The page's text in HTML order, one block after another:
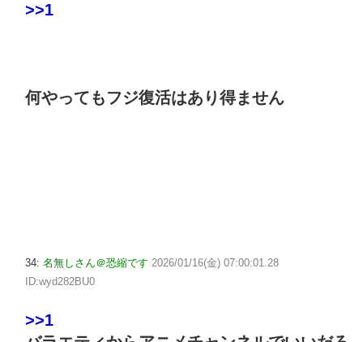
>>1
何やってもフジ復活はあり得ません
34: 名無しさん＠恐縮です 2026/01/16(金) 07:00:01.28
ID:wyd282BU0
>>1